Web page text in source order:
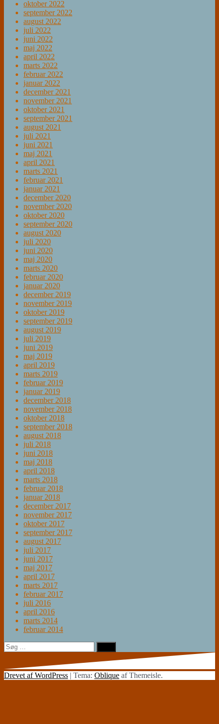
oktober 2022
september 2022
august 2022
juli 2022
juni 2022
maj 2022
april 2022
marts 2022
februar 2022
januar 2022
december 2021
november 2021
oktober 2021
september 2021
august 2021
juli 2021
juni 2021
maj 2021
april 2021
marts 2021
februar 2021
januar 2021
december 2020
november 2020
oktober 2020
september 2020
august 2020
juli 2020
juni 2020
maj 2020
marts 2020
februar 2020
januar 2020
december 2019
november 2019
oktober 2019
september 2019
august 2019
juli 2019
juni 2019
maj 2019
april 2019
marts 2019
februar 2019
januar 2019
december 2018
november 2018
oktober 2018
september 2018
august 2018
juli 2018
juni 2018
maj 2018
april 2018
marts 2018
februar 2018
januar 2018
december 2017
november 2017
oktober 2017
september 2017
august 2017
juli 2017
juni 2017
maj 2017
april 2017
marts 2017
februar 2017
juli 2016
april 2016
marts 2014
februar 2014
Søg
efter:
Drevet af WordPress | Tema: Oblique af Themeisle.